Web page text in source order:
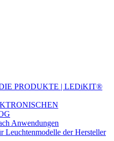
PRODUKTE | LEDiKIT®
Anwendungen
der Hersteller